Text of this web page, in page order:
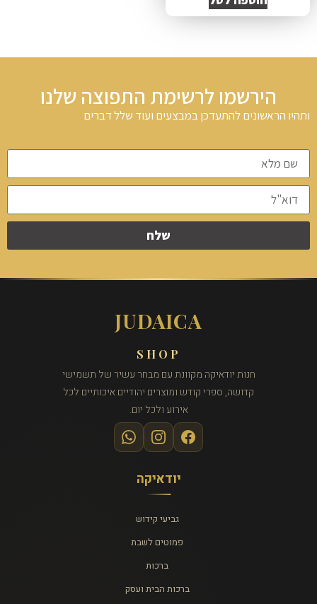
הירשמו לרשימת התפוצה שלנו
ותהיו הראשונים להתעדכן במבצעים ועוד שלל דברים
שלח
JUDAICA
SHOP
חנות יודאיקה מקוונת עם מבחר עשיר של תשמישי
קדושה, ספרי קודש ומוצרים יהודיים איכותיים לכל
אירוע ולכל יום.
יודאיקה
גביעי קידוש
פמוטים לשבת
ברכות
ברכות הבית ועסק